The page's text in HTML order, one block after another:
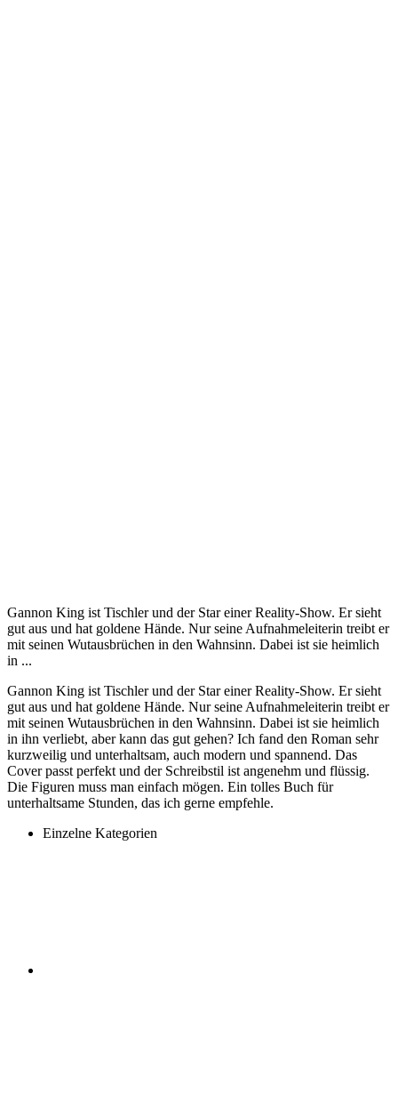
Gannon King ist Tischler und der Star einer Reality-Show. Er sieht
gut aus und hat goldene Hände. Nur seine Aufnahmeleiterin treibt er
mit seinen Wutausbrüchen in den Wahnsinn. Dabei ist sie heimlich
in ...
Gannon King ist Tischler und der Star einer Reality-Show. Er sieht
gut aus und hat goldene Hände. Nur seine Aufnahmeleiterin treibt er
mit seinen Wutausbrüchen in den Wahnsinn. Dabei ist sie heimlich
in ihn verliebt, aber kann das gut gehen? Ich fand den Roman sehr
kurzweilig und unterhaltsam, auch modern und spannend. Das
Cover passt perfekt und der Schreibstil ist angenehm und flüssig.
Die Figuren muss man einfach mögen. Ein tolles Buch für
unterhaltsame Stunden, das ich gerne empfehle.
Einzelne Kategorien